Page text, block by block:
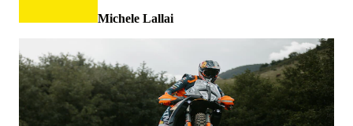
Michele Lallai